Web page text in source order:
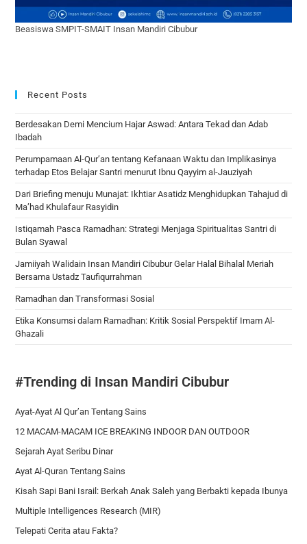
Beasiswa SMPIT-SMAIT Insan Mandiri Cibubur
Recent Posts
Berdesakan Demi Mencium Hajar Aswad: Antara Tekad dan Adab
Ibadah
Perumpamaan Al-Qur’an tentang Kefanaan Waktu dan Implikasinya
terhadap Etos Belajar Santri menurut Ibnu Qayyim al-Jauziyah
Dari Briefing menuju Munajat: Ikhtiar Asatidz Menghidupkan Tahajud di
Ma’had Khulafaur Rasyidin
Istiqamah Pasca Ramadhan: Strategi Menjaga Spiritualitas Santri di
Bulan Syawal
Jamiiyah Walidain Insan Mandiri Cibubur Gelar Halal Bihalal Meriah
Bersama Ustadz Taufiqurrahman
Ramadhan dan Transformasi Sosial
Etika Konsumsi dalam Ramadhan: Kritik Sosial Perspektif Imam Al-
Ghazali
#Trending di Insan Mandiri Cibubur
Ayat-Ayat Al Qur’an Tentang Sains
12 MACAM-MACAM ICE BREAKING INDOOR DAN OUTDOOR
Sejarah Ayat Seribu Dinar
Ayat Al-Quran Tentang Sains
Kisah Sapi Bani Israil: Berkah Anak Saleh yang Berbakti kepada Ibunya
Multiple Intelligences Research (MIR)
Telepati Cerita atau Fakta?